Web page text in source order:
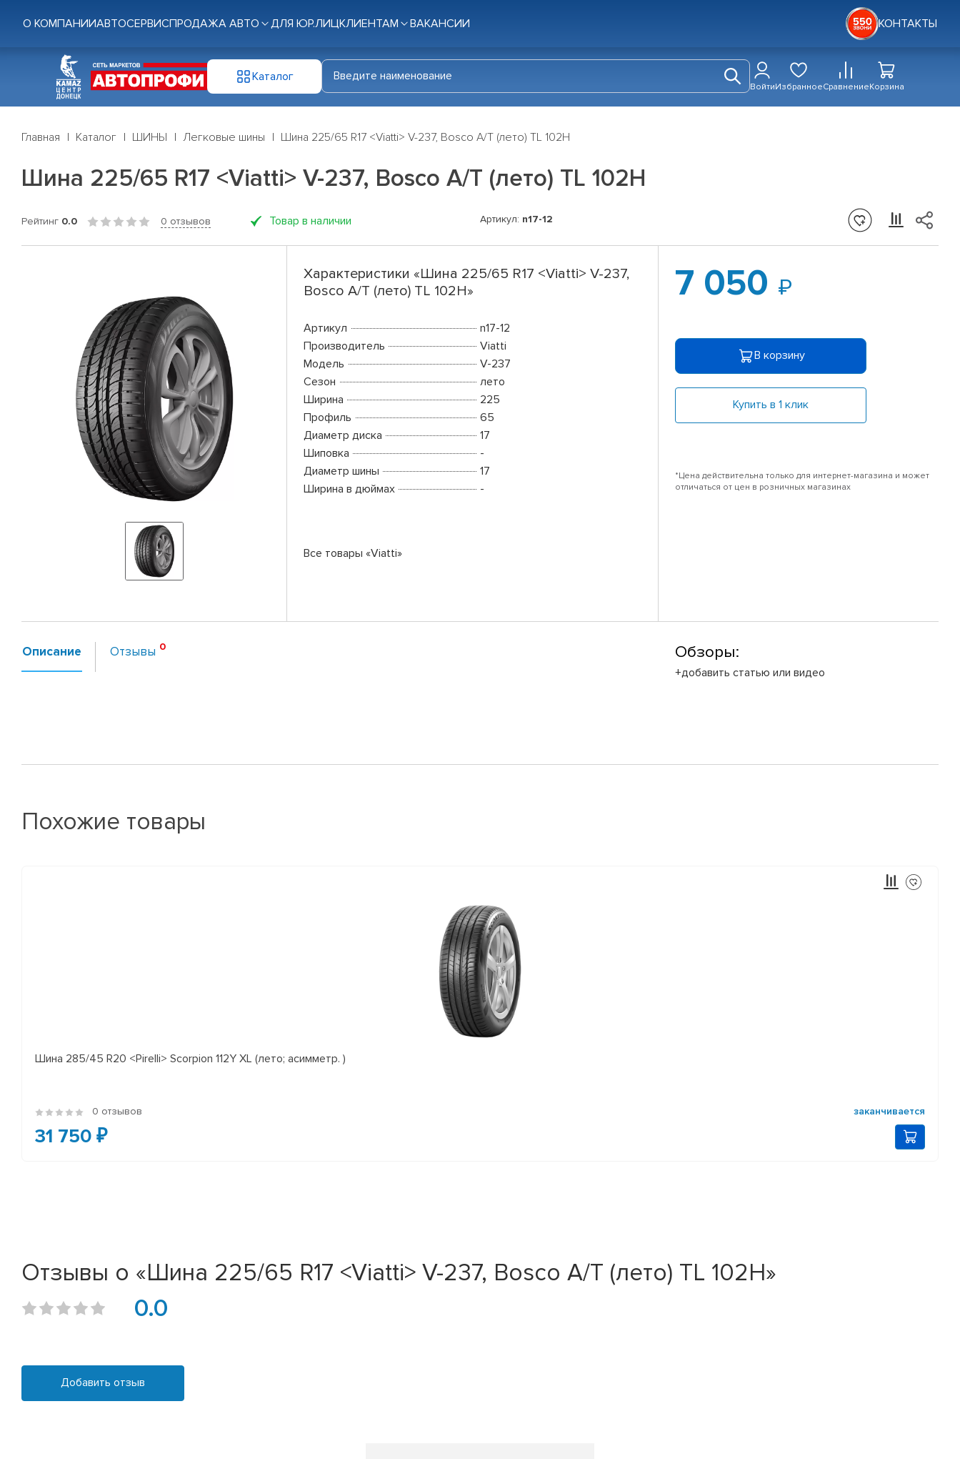
О КОМПАНИИАВТОСЕРВИСПРОДАЖА АВТО ДЛЯ ЮР.ЛИЦКЛИЕНТАМ ВАКАНСИИ КОНТАКТЫ
Каталог
ВойтиИзбранноеСравнениеКорзина
Главная Каталог ШИНЫ Легковые шины Шина 225/65 R17 <Viatti> V-237, Bosco A/T (лето) TL 102H
Шина 225/65 R17 <Viatti> V-237, Bosco A/T (лето) TL 102H
Рейтинг 0.0 0 отзывов Товар в наличии Артикул: n17-12
Характеристики «Шина 225/65 R17 <Viatti> V-237,
Bosco A/T (лето) TL 102H»
Артикул
n17-12
Производитель
Viatti
Модель
V-237
Сезон
лето
Ширина
225
Профиль
65
Диаметр диска
17
Шиповка
-
Диаметр шины
17
Ширина в дюймах
-
Все товары «Viatti»
7 050
В корзину
Купить в 1 клик
*Цена действительна только для интернет-магазина и может
отличаться от цен в розничных магазинах
Описание Отзывы Обзоры:
+добавить статью или видео
Похожие товары
Шина 285/45 R20 <Pirelli> Scorpion 112Y XL (лето; асимметр. )
0 отзывов заканчивается
31 750 ₽
Отзывы о «Шина 225/65 R17 <Viatti> V-237, Bosco A/T (лето) TL 102H»
0.0
Добавить отзыв